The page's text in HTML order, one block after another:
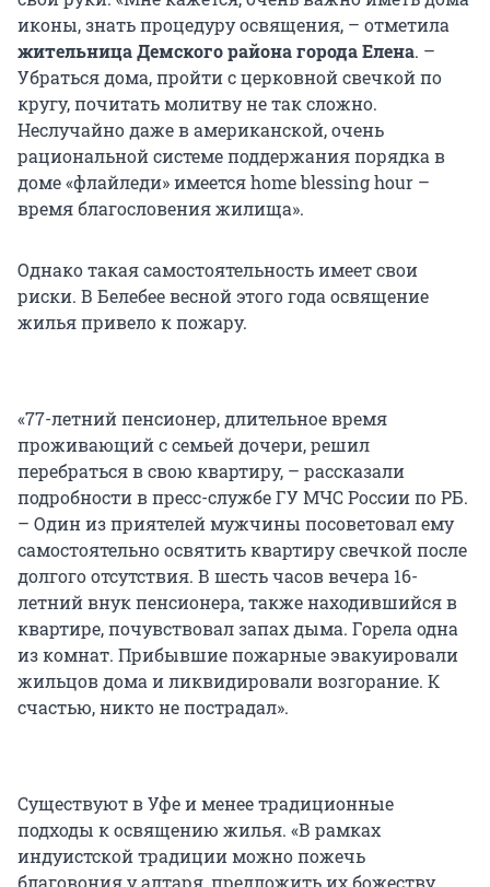
иконы, знать процедуру освящения, – отметила
жительница Демского района города Елена. –
Убраться дома, пройти с церковной свечкой по
кругу, почитать молитву не так сложно.
Неслучайно даже в американской, очень
рациональной системе поддержания порядка в
доме «флайледи» имеется home blessing hour –
время благословения жилища».
Однако такая самостоятельность имеет свои
риски. В Белебее весной этого года освящение
жилья привело к пожару.
«77-летний пенсионер, длительное время
проживающий с семьей дочери, решил
перебраться в свою квартиру, – рассказали
подробности в пресс-службе ГУ МЧС России по РБ.
– Один из приятелей мужчины посоветовал ему
самостоятельно освятить квартиру свечкой после
долгого отсутствия. В шесть часов вечера 16-
летний внук пенсионера, также находившийся в
квартире, почувствовал запах дыма. Горела одна
из комнат. Прибывшие пожарные эвакуировали
жильцов дома и ликвидировали возгорание. К
счастью, никто не пострадал».
Существуют в Уфе и менее традиционные
подходы к освящению жилья. «В рамках
индуистской традиции можно пожечь
благовония у алтаря, предложить их божеству,